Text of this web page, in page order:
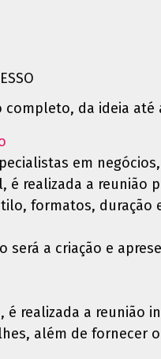
completo, da ideia até
em
é realizada a
formatos, duração
será a criação e
é realizada a reunião
além de